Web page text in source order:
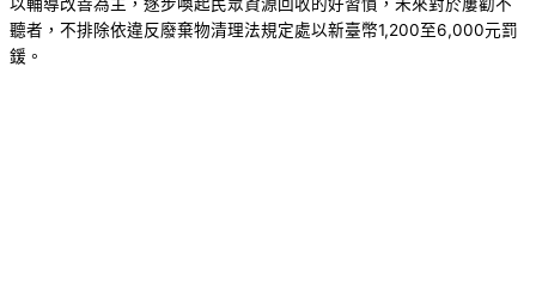
以輔導改善為主，逐步喚起民眾資源回收的好習慣，未來對於屢勸不
聽者，不排除依違反廢棄物清理法規定處以新臺幣1,200至6,000元罰
鍰。